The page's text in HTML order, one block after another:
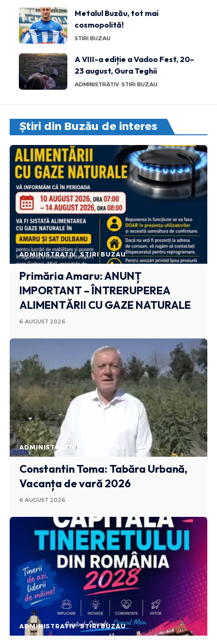
Metalul Buzău, tot mai
cosmopolită!
STIRI BUZAU
A VIII-a ediție a Vadoo Fest, 20–
23 august, Gura Teghii
ADMINISTRATIV STIRI BUZAU
Știri din Buzău de interes
ADMINISTRATIV STIRI BUZAU
Primăria Amaru: ANUNȚ
IMPORTANT – ÎNTRERUPEREA
ALIMENTĂRII CU GAZE NATURALE
6 AUGUST 2026
ADMINISTRATIV STIRI BUZAU
Constantin Toma: Tabăra Urbană,
Vacanța de vară 2026
6 AUGUST 2026
ADMINISTRATIV STIRI BUZAU